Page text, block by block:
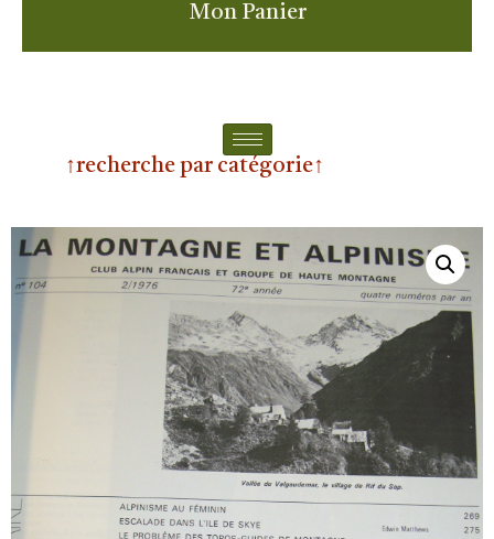
Mon Panier
↑recherche par catégorie↑